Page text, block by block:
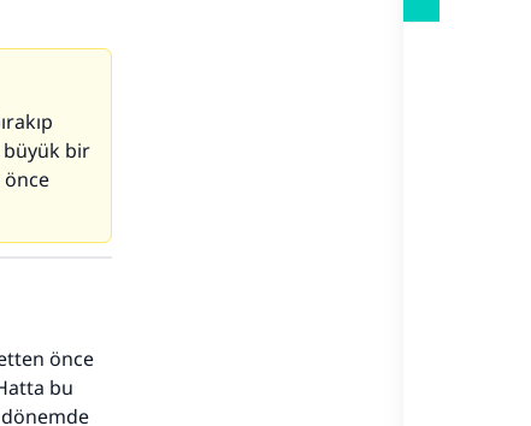
büyük bir
önce
önce
bu
dönemde